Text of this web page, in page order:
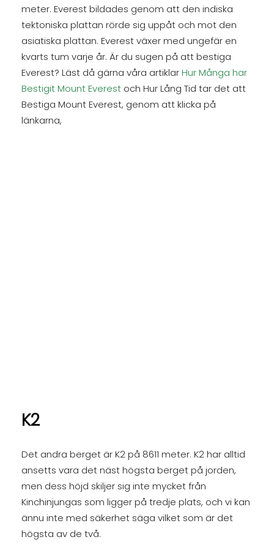
meter. Everest bildades genom att den indiska
tektoniska plattan rörde sig uppåt och mot den
asiatiska plattan. Everest växer med ungefär en
kvarts tum varje år. Är du sugen på att bestiga
Everest? Läst då gärna våra artiklarHur Många har
Bestigit Mount Everest och Hur Lång Tid tar det att
Bestiga Mount Everest, genom att klicka på
länkarna,
K2
Det andra berget är K2 på 8611 meter. K2 har alltid
ansetts vara det näst högsta berget på jorden,
men dess höjd skiljer sig inte mycket från
Kinchinjungas som ligger på tredje plats, och vi kan
ännu inte med säkerhet säga vilket som är det
högsta av de två.